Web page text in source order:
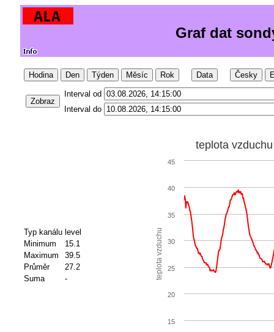
Graf dat
Hodina Den Týden Měsíc Rok Data Česky
Zobraz
Interval od
Interval do
Typ kanálu level
Minimum
15.1
Maximum
39.5
Průměr
27.2
Suma
- teplota vzduchu
teplota vzduchu
15
20
25
30
35
40
45